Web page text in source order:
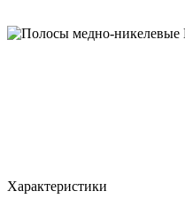
Характеристики